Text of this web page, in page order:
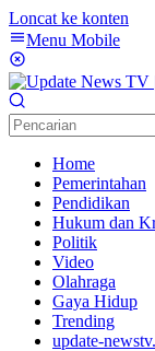
Loncat ke konten
Menu Mobile
Home
Pemerintahan
Pendidikan
Hukum dan
Politik
Video
Olahraga
Gaya Hidup
Trending
update-